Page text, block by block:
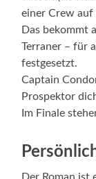
einer Crew
Das bekommt
Terraner – für
festgesetzt.
Captain
Prospektor
Im Finale
Der Roman ist